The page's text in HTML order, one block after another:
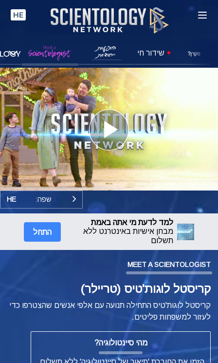
HE
סקרן? שידור חי
Play
Video
שפה: HE
למד לדעת מי אתה באמת
מבחן אישיות באינטרנט ללא
תשלום
התחל
MEET A SCIENTOLOGIST
קריסטל לוגות'טיס (טריילר)
קריסטל לוגות'טיס התחילה תנועה עם אלפי אנשים שהצטרפו כדי
לעזור למשפחות פליטים.
מהי סיינטולוגיה?